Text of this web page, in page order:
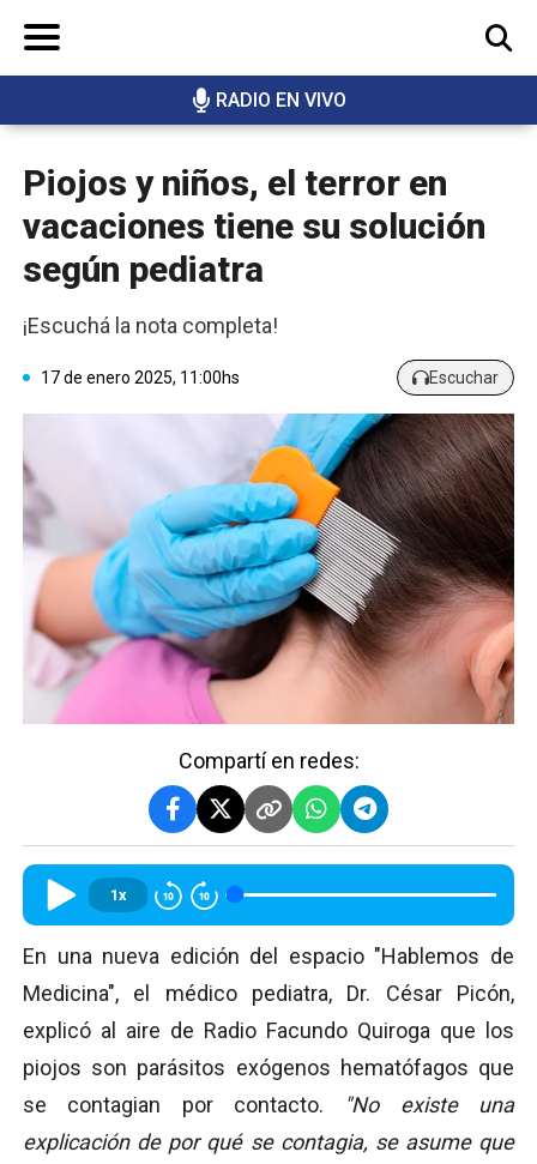
RADIO EN VIVO
BUSCAR
Piojos y niños, el terror en
vacaciones tiene su solución
según pediatra
¡Escuchá la nota completa!
17 de enero 2025, 11:00hs Escuchar
Compartí en redes:
1x
En una nueva edición del espacio "Hablemos de
Medicina", el médico pediatra, Dr. César Picón,
explicó al aire de Radio Facundo Quiroga que los
piojos son parásitos exógenos hematófagos que
se contagian por contacto.
"No existe una
explicación de por qué se contagia, se asume que